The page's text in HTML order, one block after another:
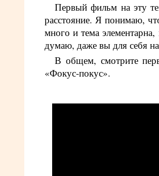
Первый фильм на эту
расстояние. Я понимаю,
много и тема
думаю, даже вы для себя
В общем, смотрите
«Фокус-покус».